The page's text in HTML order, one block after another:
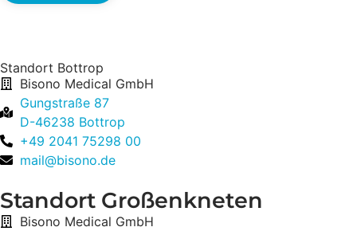
Standort Bottrop
Bisono Medical GmbH
Gungstraße 87
D-46238 Bottrop
+49 2041 75298 00
mail@bisono.de
Standort Großenkneten
Bisono Medical GmbH